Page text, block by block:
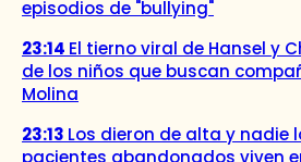
episodios de "bullying"
23:14 El tierno viral de Hansel y
de los niños que buscan
Molina
23:13 Los dieron de alta y nadie
pacientes abandonados viven